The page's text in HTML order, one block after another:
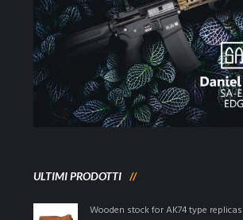
ULTIMI PRODOTTI
Wooden stock for AK74 type replicas